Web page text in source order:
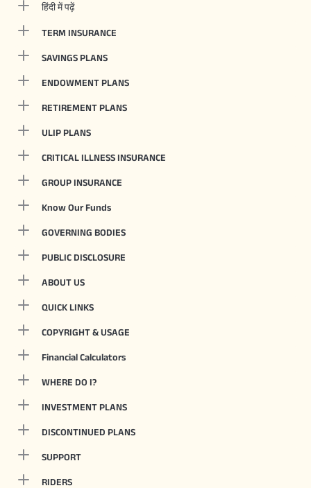
हिंदी में पढ़ें
TERM INSURANCE
SAVINGS PLANS
ENDOWMENT PLANS
RETIREMENT PLANS
ULIP PLANS
CRITICAL ILLNESS INSURANCE
GROUP INSURANCE
Know Our Funds
GOVERNING BODIES
PUBLIC DISCLOSURE
ABOUT US
QUICK LINKS
COPYRIGHT & USAGE
Financial Calculators
WHERE DO I?
INVESTMENT PLANS
DISCONTINUED PLANS
SUPPORT
RIDERS